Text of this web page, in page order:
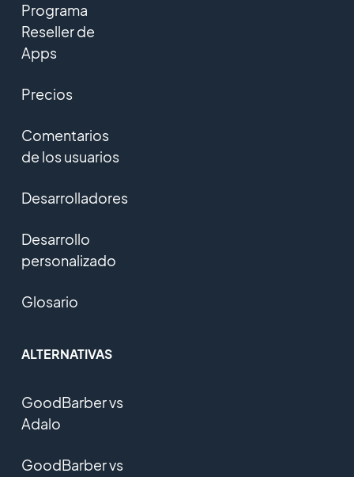
Programa
Reseller de
Apps
Precios
Comentarios
de los usuarios
Desarrolladores
Desarrollo
personalizado
Glosario
ALTERNATIVAS
GoodBarber vs
Adalo
GoodBarber vs